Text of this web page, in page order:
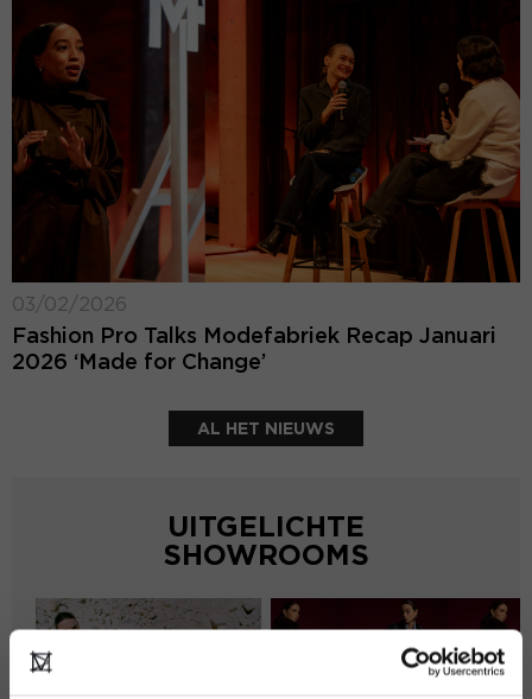
03/02/2026
Fashion Pro Talks Modefabriek Recap Januari
2026 ‘Made for Change’
AL HET NIEUWS
UITGELICHTE
SHOWROOMS